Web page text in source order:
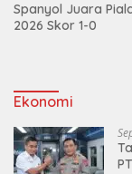
Spanyol Juara
2026 Skor 1-0
Ekonomi